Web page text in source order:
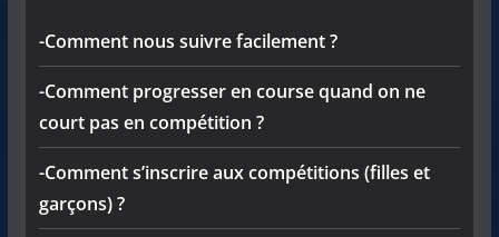
-Comment nous suivre facilement ?
-Comment progresser en course quand on ne
court pas en compétition ?
-Comment s’inscrire aux compétitions (filles et
garçons) ?